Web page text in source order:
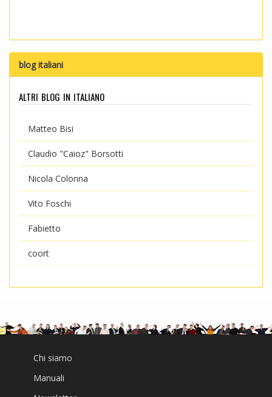
blog italiani
altri blog in italiano
Matteo Bisi
Claudio "Caioz" Borsotti
Nicola Colonna
Vito Foschi
Fabietto
coort
Chi siamo
Manuali